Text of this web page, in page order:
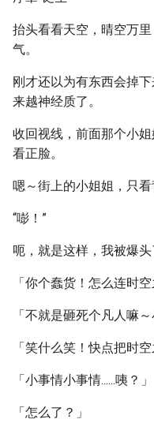
抬头看看天空，晴空万
气。
刚才还以为有东西会掉
来越神经质了。
收回视线，前面那个小
看正脸。
嗯～街上的小姐姐，只看
“嘭！”
呃，就是这样，我被爆头
「你个蠢货！怎么连时
「不就是砸死个凡人嘛
「笑什么笑！快点把时
「小事情小事情......咦？」
「怎么了？」